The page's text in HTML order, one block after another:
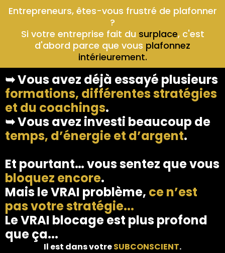
Entrepreneurs, êtes-vous frustré de plafonner
?
Si votre entreprise fait du surplace, c'est
d'abord parce que vous plafonnez
intérieurement.
➥ Vous avez déjà essayé plusieurs
formations, différentes stratégies
et du coachings.
➥ Vous avez investi beaucoup de
temps, d’énergie et d’argent.
Et pourtant… vous sentez que vous
bloquez encore.
Mais le VRAI problème, ce n’est
pas votre stratégie...
Le VRAI blocage est plus profond
que ça...
Il est dans votreSUBCONSCIENT.